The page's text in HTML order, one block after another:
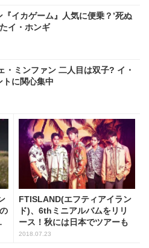
イカゲーム』人気に便乗？’死ぬ
イ・ホンギ
・ミンファン 二人目は双子? イ・
トに関心集中
FTISLAND(エフティアイラン
ド)、6thミニアルバムをリリ
ース！秋には日本でツアーも
2018.07.23